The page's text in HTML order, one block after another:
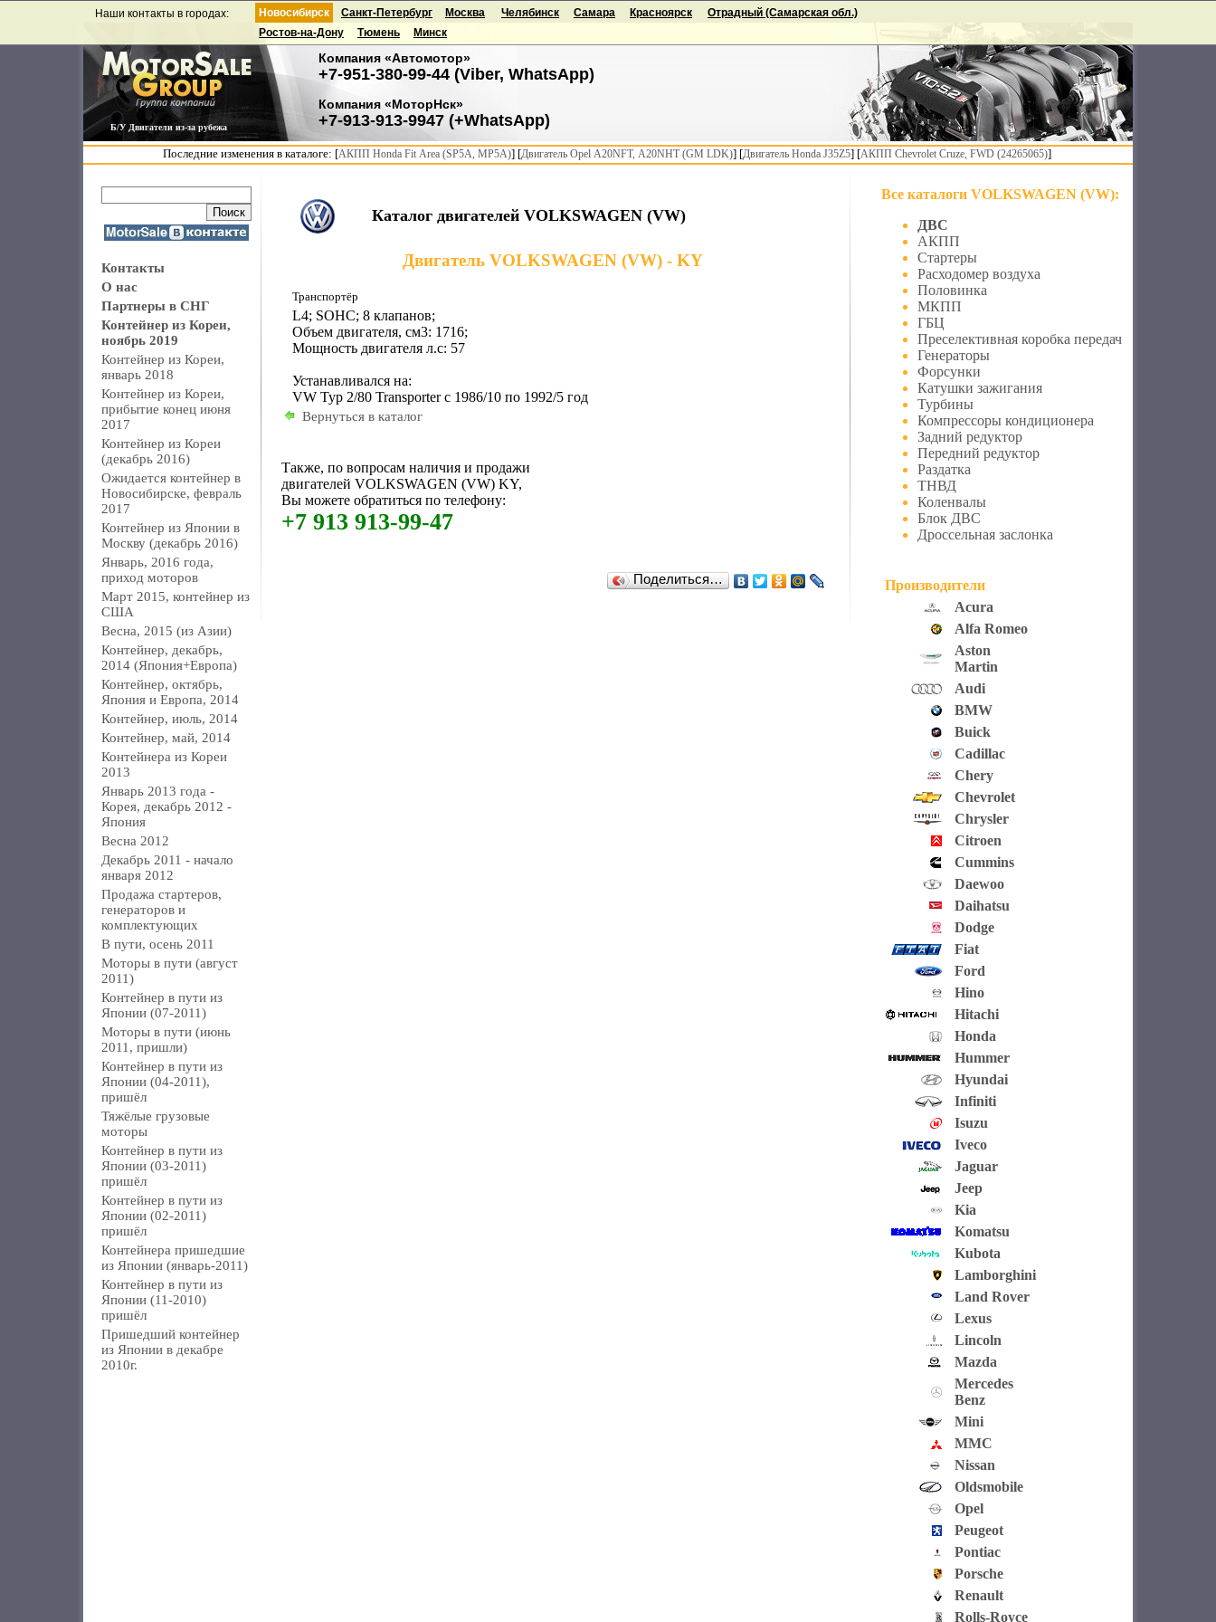
Б/У Двигатели из-за рубежа
Наши контакты в городах: Новосибирск
Компания «Автомотор»
+7-951-380-99-44 (Viber, WhatsApp)
Компания «МоторНск»
+7-913-913-9947 (+WhatsApp)
Санкт-Петербург Москва Челябинск Самара Красноярск
Отрадный (Самарская обл.)
Ростов-на-Дону
Тюмень Минск
Последние изменения в каталоге: [АКПП Honda Fit Area (SP5A, MP5A)] [Двигатель Opel A20NFT, A20NHT (GM LDK)] [Двигатель Honda J35Z5] [АКПП Chevrolet Cruze, FWD (24265065)]
Контакты
О нас
Партнеры в СНГ
Контейнер из Кореи,
ноябрь 2019
Контейнер из Кореи,
январь 2018
Контейнер из Кореи,
прибытие конец июня
2017
Контейнер из Кореи
(декабрь 2016)
Ожидается контейнер в
Новосибирске, февраль
2017
Контейнер из Японии в
Москву (декабрь 2016)
Январь, 2016 года,
приход моторов
Март 2015, контейнер из
США
Весна, 2015 (из Азии)
Контейнер, декабрь,
2014 (Япония+Европа)
Контейнер, октябрь,
Япония и Европа, 2014
Контейнер, июль, 2014
Контейнер, май, 2014
Контейнера из Кореи
2013
Январь 2013 года -
Корея, декабрь 2012 -
Япония
Весна 2012
Декабрь 2011 - начало
января 2012
Продажа стартеров,
генераторов и
комплектующих
В пути, осень 2011
Моторы в пути (август
2011)
Контейнер в пути из
Японии (07-2011)
Моторы в пути (июнь
2011, пришли)
Контейнер в пути из
Японии (04-2011),
пришёл
Тяжёлые грузовые
моторы
Контейнер в пути из
Японии (03-2011)
пришёл
Контейнер в пути из
Японии (02-2011)
пришёл
Контейнера пришедшие
из Японии (январь-2011)
Контейнер в пути из
Японии (11-2010)
пришёл
Пришедший контейнер
из Японии в декабре
2010г.
Каталог двигателей VOLKSWAGEN (VW)
Двигатель VOLKSWAGEN (VW) - KY
Транспортёр
L4; SOHC; 8 клапанов;
Объем двигателя, см3: 1716;
Мощность двигателя л.с: 57
Устанавливался на:
VW Typ 2/80 Transporter с 1986/10 по 1992/5 год
Вернуться в каталог
Также, по вопросам наличия и продажи
двигателей VOLKSWAGEN (VW) KY,
Вы можете обратиться по телефону:
+7 913 913-99-47
Поделиться…
Все каталоги VOLKSWAGEN (VW):
ДВС
АКПП
Стартеры
Расходомер воздуха
Половинка
МКПП
ГБЦ
Преселективная коробка передач
Генераторы
Форсунки
Катушки зажигания
Турбины
Компрессоры кондиционера
Задний редуктор
Передний редуктор
Раздатка
ТНВД
Коленвалы
Блок ДВС
Дроссельная заслонка
Производители
Acura
Alfa Romeo
Aston
Martin
Audi
BMW
Buick
Cadillac
Chery
Chevrolet
Chrysler
Citroen
Cummins
Daewoo
Daihatsu
Dodge
Fiat
Ford
Hino
Hitachi
Honda
Hummer
Hyundai
Infiniti
Isuzu
Iveco
Jaguar
Jeep
Kia
Komatsu
Kubota
Lamborghini
Land Rover
Lexus
Lincoln
Mazda
Mercedes
Benz
Mini
MMC
Nissan
Oldsmobile
Opel
Peugeot
Pontiac
Porsche
Renault
Rolls-Royce